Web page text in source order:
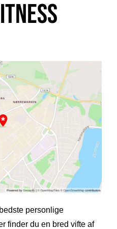
personlige
finder du en bred vifte af